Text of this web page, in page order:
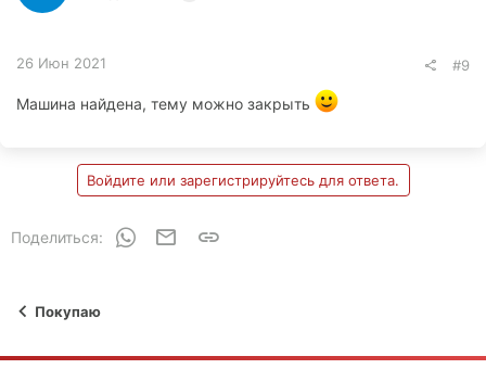
26 Июн 2021 #9
Машина найдена, тему можно закрыть
Войдите или зарегистрируйтесь для ответа.
Поделиться: WhatsAppЭлектронная почта
Покупаю